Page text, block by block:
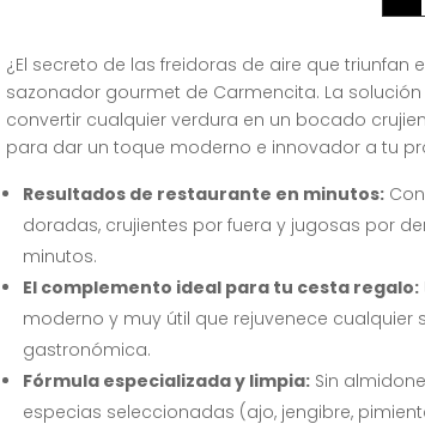
¿El secreto de las freidoras de aire que triunfan
sazonador gourmet de Carmencita. La
convertir cualquier verdura en un bocado
para dar un toque moderno e innovador a tu
Resultados de restaurante en minutos:
doradas, crujientes por fuera y jugosas por
minutos.
El complemento ideal para tu cesta regalo:
moderno y muy útil que rejuvenece cualquier
gastronómica.
Fórmula especializada y limpia:Sin
especias seleccionadas (ajo, jengibre,